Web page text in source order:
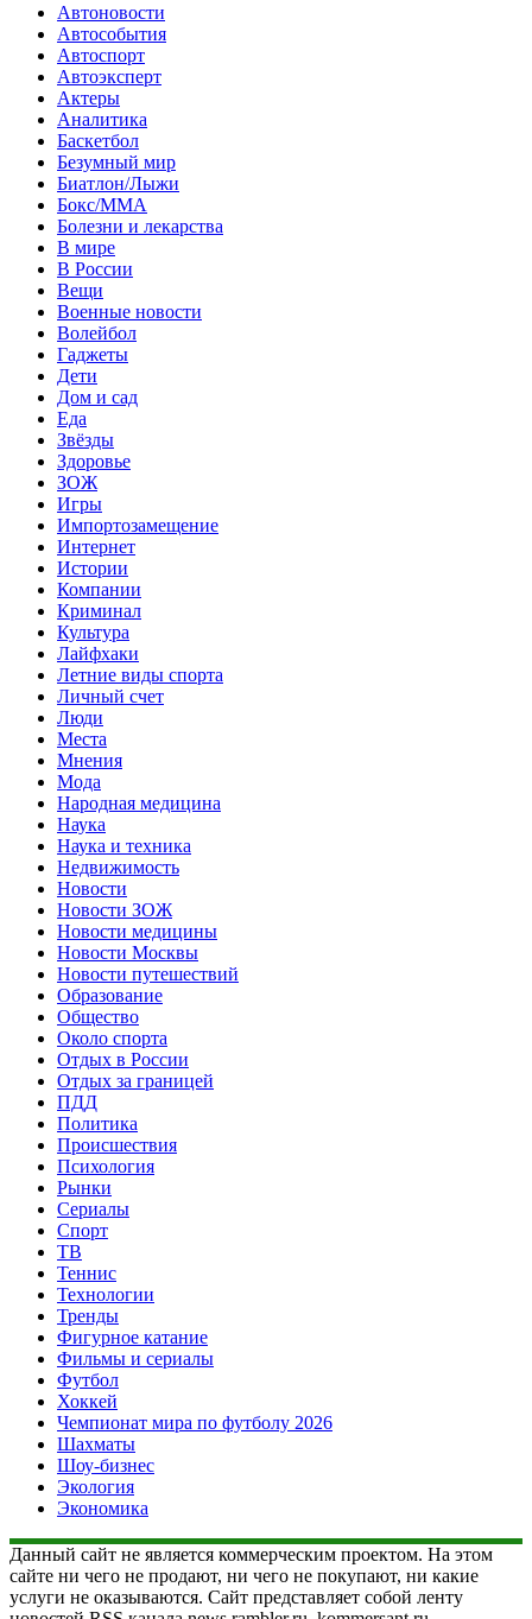
Автоновости
Автособытия
Автоспорт
Автоэксперт
Актеры
Аналитика
Баскетбол
Безумный мир
Биатлон/Лыжи
Бокс/MMA
Болезни и лекарства
В мире
В России
Вещи
Военные новости
Волейбол
Гаджеты
Дети
Дом и сад
Еда
Звёзды
Здоровье
ЗОЖ
Игры
Импортозамещение
Интернет
Истории
Компании
Криминал
Культура
Лайфхаки
Летние виды спорта
Личный счет
Люди
Места
Мнения
Мода
Народная медицина
Наука
Наука и техника
Недвижимость
Новости
Новости ЗОЖ
Новости медицины
Новости Москвы
Новости путешествий
Образование
Общество
Около спорта
Отдых в России
Отдых за границей
ПДД
Политика
Происшествия
Психология
Рынки
Сериалы
Спорт
ТВ
Теннис
Технологии
Тренды
Фигурное катание
Фильмы и сериалы
Футбол
Хоккей
Чемпионат мира по футболу 2026
Шахматы
Шоу-бизнес
Экология
Экономика
Данный сайт не является коммерческим проектом. На этом
сайте ни чего не продают, ни чего не покупают, ни какие
услуги не оказываются. Сайт представляет собой ленту